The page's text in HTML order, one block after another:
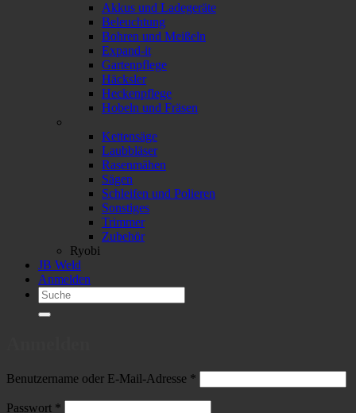
Akkus und Ladegeräte
Beleuchtung
Bohren und Meißeln
Expand-it
Gartenpflege
Häcksler
Heckenpflege
Hobeln und Fräsen
Kettensäge
Laubbläser
Rasenmähen
Sägen
Schleifen und Polieren
Sonstiges
Trimmer
Zubehör
Ryobi
JB Weld
Anmelden
Suchen
nach:
Benutzername oder E-Mail-Adresse *
Passwort *